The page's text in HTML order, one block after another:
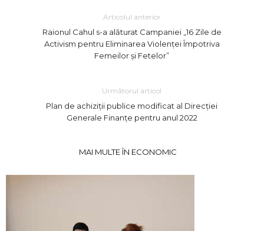
Articolul anterior
Raionul Cahul s-a alăturat Campaniei „16 Zile de
Activism pentru Eliminarea Violenței Împotriva
Femeilor și Fetelor”
Următorul articol
Plan de achiziții publice modificat al Direcției
Generale Finanțe pentru anul 2022
MAI MULTE ÎN ECONOMIC